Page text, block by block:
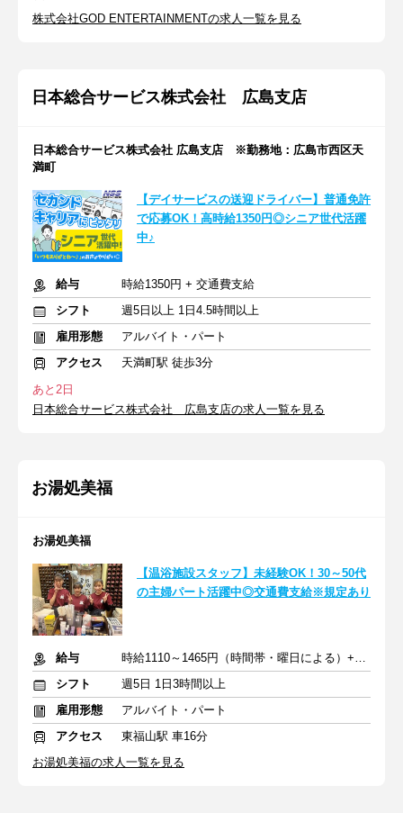
株式会社GOD ENTERTAINMENTの求人一覧を見る
日本総合サービス株式会社 広島支店
日本総合サービス株式会社 広島支店 ※勤務地：広島市西区天
満町
【デイサービスの送迎ドライバー】普通免許
で応募OK！高時給1350円◎シニア世代活躍
中♪
給与
時給1350円 + 交通費支給
シフト
週5日以上 1日4.5時間以上
雇用形態
アルバイト・パート
アクセス
天満町駅 徒歩3分
あと2日
日本総合サービス株式会社 広島支店の求人一覧を見る
お湯処美福
お湯処美福
【温浴施設スタッフ】未経験OK！30～50代
の主婦パート活躍中◎交通費支給※規定あり
給与
時給1110～1465円（時間帯・曜日による）+交通費規定支給
シフト
週5日 1日3時間以上
雇用形態
アルバイト・パート
アクセス
東福山駅 車16分
お湯処美福の求人一覧を見る